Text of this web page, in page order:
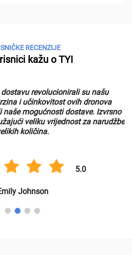
RECENZIJE
kažu o TYI
revolucionirali su našu
i učinkovitost ovih dronova
mogućnosti dostave. Izvrsno
veliku vrijednost za narudžbe
količina.
5.0
Johnson